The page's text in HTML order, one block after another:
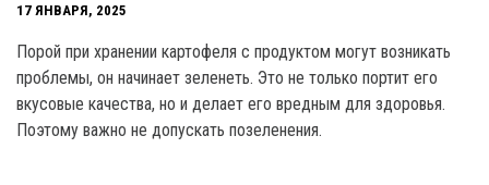
17 ЯНВАРЯ, 2025
Порой при хранении картофеля с продуктом могут возникать
проблемы, он начинает зеленеть. Это не только портит его
вкусовые качества, но и делает его вредным для здоровья.
Поэтому важно не допускать позеленения.